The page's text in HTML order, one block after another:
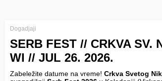
Dogadjaji
SERB FEST // CRKVA SV.
WI // JUL 26. 2026.
Zabeležite datume na vreme! Crkva Svetog